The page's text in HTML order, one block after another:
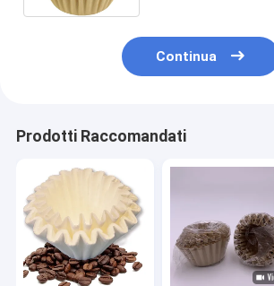
Continua
Prodotti Raccomandati